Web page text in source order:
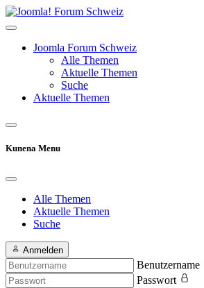
Joomla Forum Schweiz
Alle Themen
Aktuelle Themen
Suche
Aktuelle Themen
Kunena Menu
Alle Themen
Aktuelle Themen
Suche
Anmelden
Benutzername
Passwort